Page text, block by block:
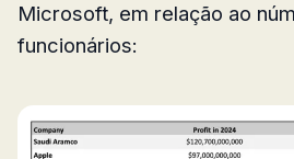
Microsoft, em relação ao
funcionários: